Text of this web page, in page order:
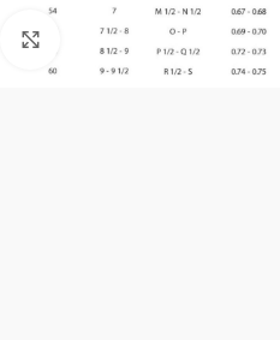
Click to enlarge